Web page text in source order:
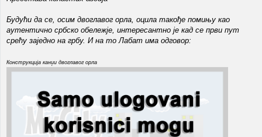
Будући да се, осим двоглавог орла, оцила такође помињу као
аутентично србско обележје, интересантно је кад се први пут
срећу заједно на грбу. И на то Лабат има одговор:
Конструкција канџи двоглавог орла